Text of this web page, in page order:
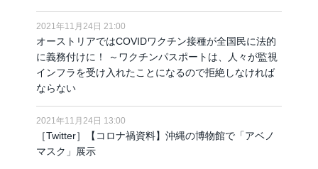
2021年11月24日 21:00
オーストリアではCOVIDワクチン接種が全国民に法的
に義務付けに！ ～ワクチンパスポートは、人々が監視
インフラを受け入れたことになるので拒絶しなければ
ならない
2021年11月24日 13:00
［Twitter］【コロナ禍資料】沖縄の博物館で「アベノ
マスク」展示